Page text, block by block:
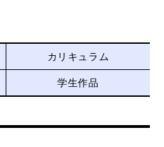
カリキュラム
学生作品